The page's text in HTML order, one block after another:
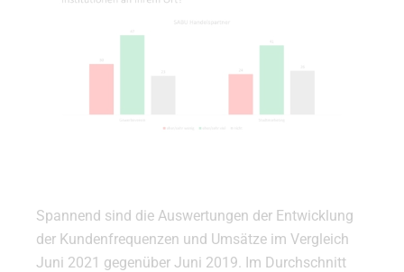
Spannend sind die Auswertungen der Entwicklung
der Kundenfrequenzen und Umsätze im Vergleich
Juni 2021 gegenüber Juni 2019. Im Durchschnitt